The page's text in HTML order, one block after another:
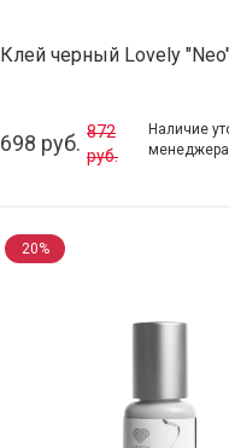
Клей черный Lovely
698 руб. 872
руб.
Наличие
менеджера
20%